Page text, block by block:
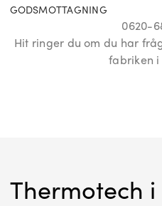
GODSMOTTAGNING
0620-
Hit ringer du om du har
fabriken i
Thermotech